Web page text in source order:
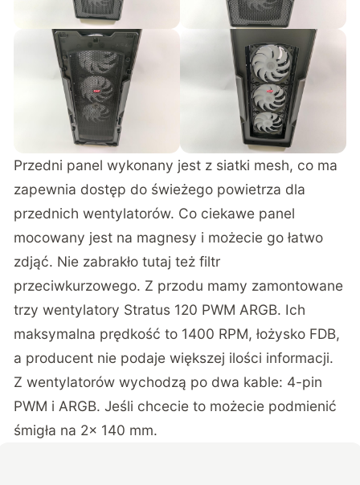
Przedni panel wykonany jest z siatki mesh, co ma
zapewnia dostęp do świeżego powietrza dla
przednich wentylatorów. Co ciekawe panel
mocowany jest na magnesy i możecie go łatwo
zdjąć. Nie zabrakło tutaj też filtr
przeciwkurzowego. Z przodu mamy zamontowane
trzy wentylatory Stratus 120 PWM ARGB. Ich
maksymalna prędkość to 1400 RPM, łożysko FDB,
a producent nie podaje większej ilości informacji.
Z wentylatorów wychodzą po dwa kable: 4-pin
PWM i ARGB. Jeśli chcecie to możecie podmienić
śmigła na 2x 140 mm.